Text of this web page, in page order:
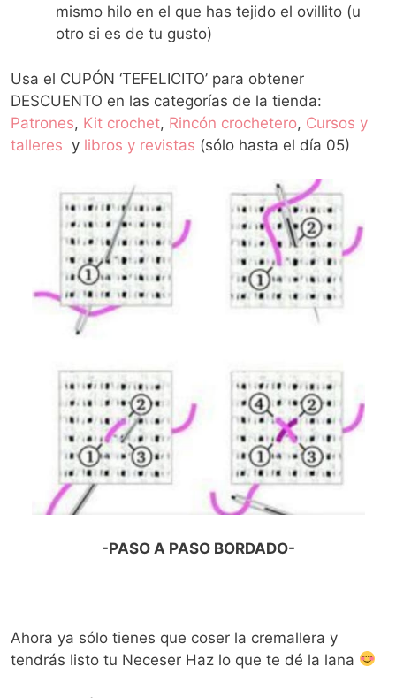
mismo hilo en el que has tejido el ovillito (u
otro si es de tu gusto)
Usa el CUPÓN ‘TEFELICITO’ para obtener
DESCUENTO en las categorías de la tienda:
Patrones, Kit crochet, Rincón crochetero, Cursos y
talleres y libros y revistas (sólo hasta el día 05)
-PASO A PASO BORDADO-
Ahora ya sólo tienes que coser la cremallera y
tendrás listo tu Neceser Haz lo que te dé la lana